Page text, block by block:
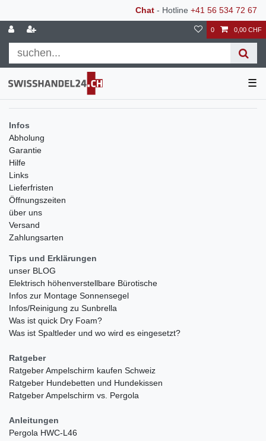
Chat - Hotline +41 56 534 72 67
0 0,00 CHF
☰
Infos
Abholung
Garantie
Hilfe
Links
Lieferfristen
Öffnungszeiten
über uns
Versand
Zahlungsarten
Tips und Erklärungen
unser BLOG
Elektrisch höhenverstellbare Bürotische
Infos zur Montage Sonnensegel
Infos/Reinigung zu Sunbrella
Was ist quick Dry Foam?
Was ist Spaltleder und wo wird es eingesetzt?
Ratgeber
Ratgeber Ampelschirm kaufen Schweiz
Ratgeber Hundebetten und Hundekissen
Ratgeber Ampelschirm vs. Pergola
Anleitungen
Pergola HWC-L46